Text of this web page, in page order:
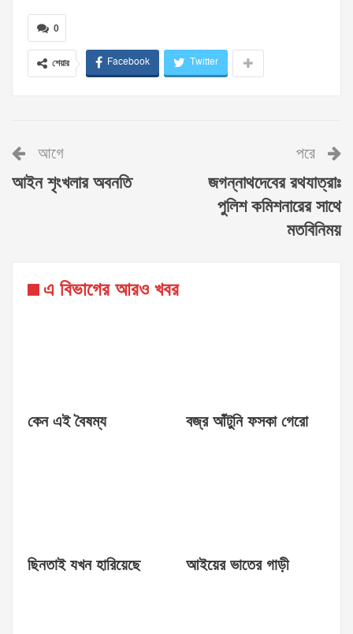
0
শেয়ার Facebook Twitter
আগে
আইন শৃংখলার অবনতি
পরে
জগন্নাথদেবের রথযাত্রাঃ
পুলিশ কমিশনারের সাথে
মতবিনিময়
এ বিভাগের আরও খবর
কেন এই বৈষম্য বজ্র আঁটুনি ফসকা গেরো
ছিনতাই যখন হারিয়েছে আইয়ের ভাতের গাড়ী